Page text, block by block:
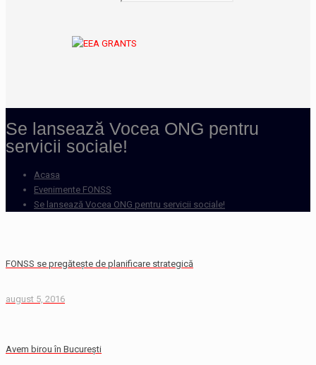
Se lansează Vocea ONG pentru
servicii sociale!
Acasa
Evenimente FONSS
Se lansează Vocea ONG pentru servicii sociale!
FONSS se pregăteşte de planificare strategică
august 5, 2016
Avem birou în București